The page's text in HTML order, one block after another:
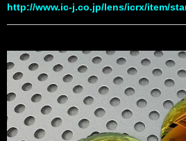
http://www.ic-j.co.jp/lens/icrx/item/